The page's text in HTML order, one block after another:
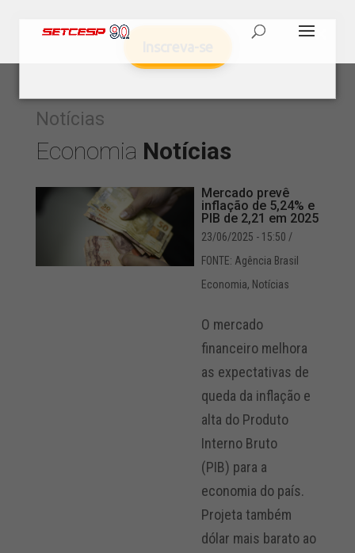
Notícias
Economia Notícias
Mercado prevê
inflação de 5,24% e
PIB de 2,21 em 2025
23/06/2025 - 15:50 /
FONTE: Agência Brasil
Economia, Notícias
O mercado
financeiro melhora
as expectativas de
queda da inflação e
alta do Produto
Interno Bruto
(PIB) para a
economia do país.
Projeta também
dólar mais barato ao